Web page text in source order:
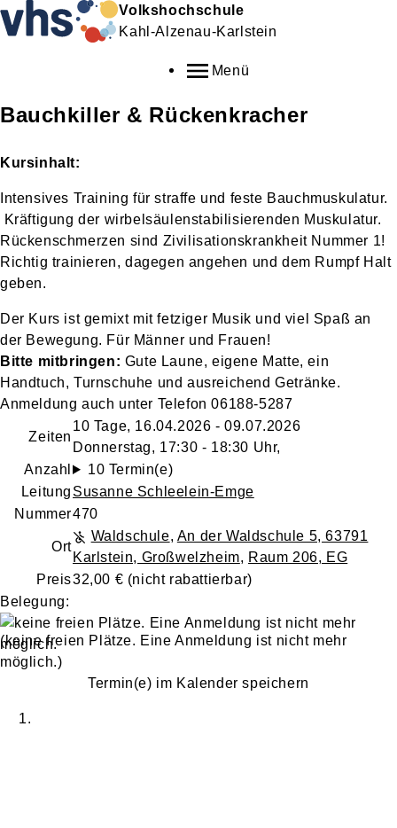
Volkshochschule
Kahl-Alzenau-Karlstein
Menü
Bauchkiller & Rückenkracher
Kursinhalt:
Intensives Training für straffe und feste Bauchmuskulatur.
Kräftigung der wirbelsäulenstabilisierenden Muskulatur.
Rückenschmerzen sind Zivilisationskrankheit Nummer 1!
Richtig trainieren, dagegen angehen und dem Rumpf Halt
geben.
Der Kurs ist gemixt mit fetziger Musik und viel Spaß an
der Bewegung. Für Männer und Frauen!
Bitte mitbringen: Gute Laune, eigene Matte, ein
Handtuch, Turnschuhe und ausreichend Getränke.
Anmeldung auch unter Telefon 06188-5287
Zeiten
10 Tage, 16.04.2026 - 09.07.2026
Donnerstag, 17:30 - 18:30 Uhr,
Anzahl
10 Termin(e)
Leitung Susanne Schleelein-Emge
Nummer470
Ort
Waldschule, An der Waldschule 5, 63791
Karlstein, Großwelzheim, Raum 206, EG
Preis32,00 € (nicht rabattierbar)
Belegung:
(keine freien Plätze. Eine Anmeldung ist nicht mehr
möglich.)
Termin(e) im Kalender speichern